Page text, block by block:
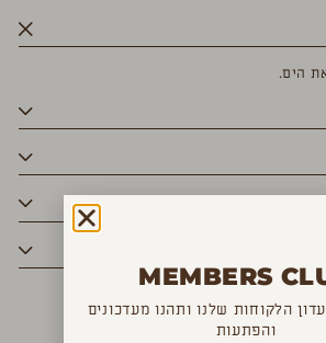
הים.
MEMBERS
הלקוחות שלנו ותהנו מעדכונים
והפתעות